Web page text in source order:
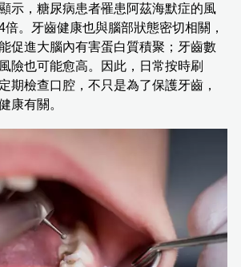
示，糖尿病患者罹患阿茲海默症的風
。牙齒健康也與腦部狀態密切相關，
促進大腦內有害蛋白質積聚；牙齒數
險也可能愈高。因此，日常按時刷
期檢查口腔，不只是為了保護牙齒，
康有關。